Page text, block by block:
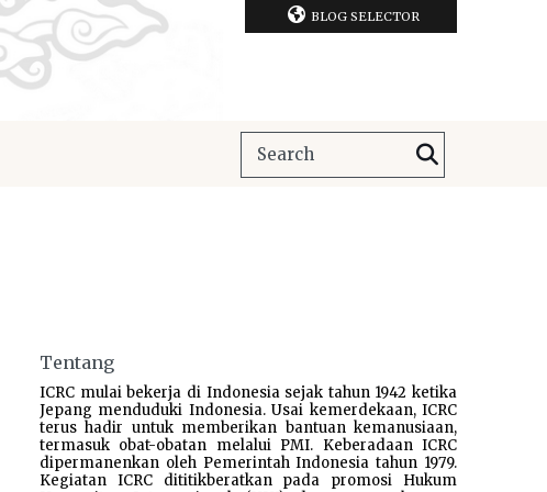
BLOG SELECTOR
Tentang
ICRC mulai bekerja di Indonesia sejak tahun 1942 ketika
Jepang menduduki Indonesia. Usai kemerdekaan, ICRC
terus hadir untuk memberikan bantuan kemanusiaan,
termasuk obat-obatan melalui PMI. Keberadaan ICRC
dipermanenkan oleh Pemerintah Indonesia tahun 1979.
Kegiatan ICRC dititikberatkan pada promosi Hukum